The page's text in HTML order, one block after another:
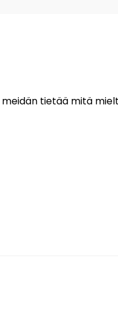
meidän tietää mitä